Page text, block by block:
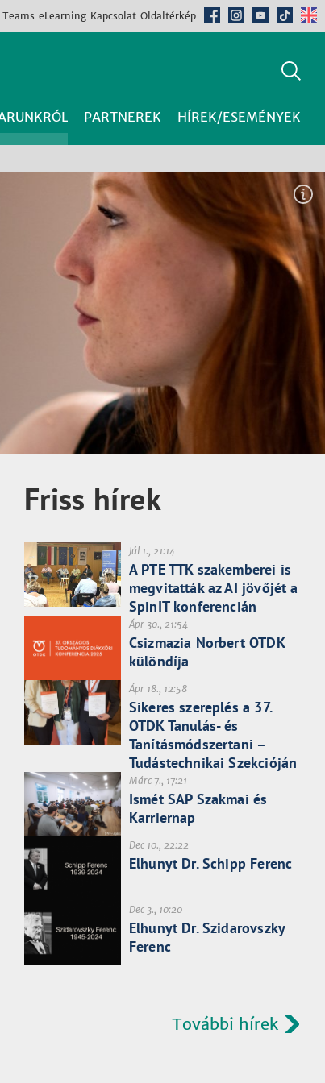
Teams eLearning Kapcsolat Oldaltérkép
PARTNEREK HÍREK/ESEMÉNYEK
Friss hírek
Júl 1., 21:14
A PTE TTK szakemberei is
megvitatták az AI jövőjét a
SpinIT konferencián
Ápr 30., 21:54
Csizmazia Norbert OTDK
különdíja
Ápr 18., 12:58
Sikeres szereplés a 37.
OTDK Tanulás- és
Tanításmódszertani –
Tudástechnikai Szekcióján
Márc 7., 17:21
Ismét SAP Szakmai és
Karriernap
Dec 10., 22:22
Elhunyt Dr. Schipp Ferenc
Dec 3., 10:20
Elhunyt Dr. Szidarovszky
Ferenc
További hírek